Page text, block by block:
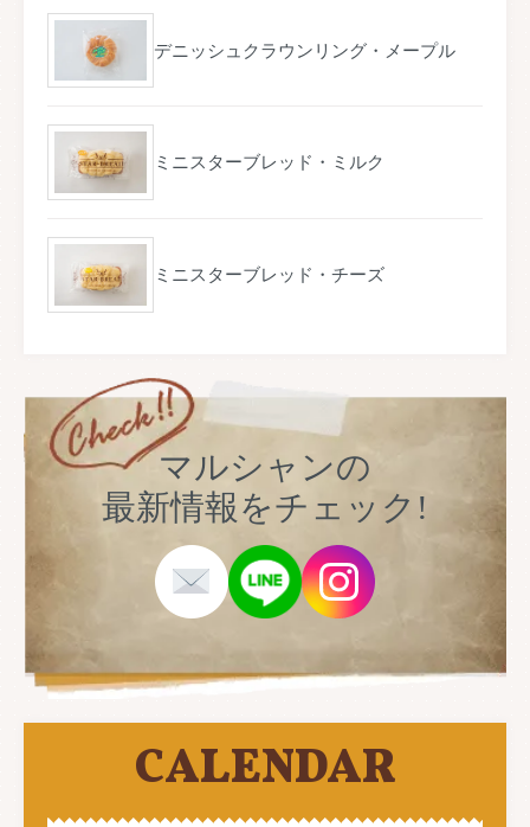
デニッシュクラウンリング・メープル
ミニスターブレッド・ミルク
ミニスターブレッド・チーズ
マルシャンの
最新情報をチェック!
CALENDAR